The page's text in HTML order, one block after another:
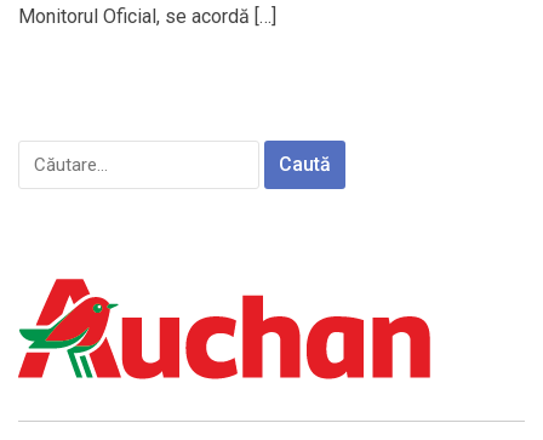
Monitorul Oficial, se acordă […]
Caută
după: